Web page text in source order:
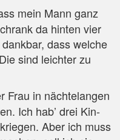
mein Mann ganz
da hin­ten vier
dass wel­che
sind leich­ter zu
Frau in näch­te­lan­gen
Ich hab’ drei Kin­
Aber ich muss